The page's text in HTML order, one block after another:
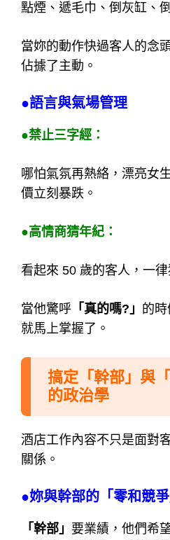
點煙、遞毛巾、倒灰缸、
當妳的動作快過客人的念
佔據了主動。
●語言與氣場管理
●禁止三字經：
哪怕氣氛再熱絡，漂亮女
價立刻暴跌。
●高情商猜年紀：
看起來 50 歲的客人，一律
當他驚呼 「真的嗎?」 的
就馬上掌握了。
搞定「幹部」與
的政治學
酒店工作內容不只是面對
關係。
●妳與幹部的「零和競爭
「幹部」 要業績，他們希